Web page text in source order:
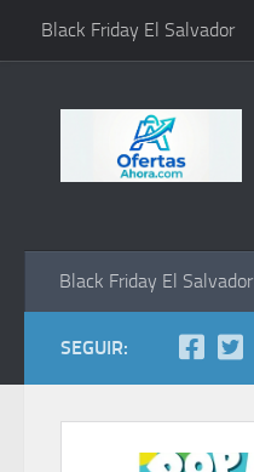
Saltar al contenido
Black Friday El Salvador
Black Friday El Salvador
SEGUIR: